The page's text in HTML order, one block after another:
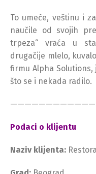
To umeće, veštinu i
naučile od svojih
trpeza“ vraća u
drugačije mlelo,
firmu Alpha
što se i nekada radilo.
Podaci o klijentu
Naziv klijenta: